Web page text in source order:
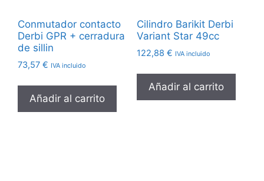
Conmutador contacto
Derbi GPR + cerradura
de sillin
73,57 € IVA incluido
Añadir al carrito
Cilindro Barikit Derbi
Variant Star 49cc
122,88 € IVA incluido
Añadir al carrito